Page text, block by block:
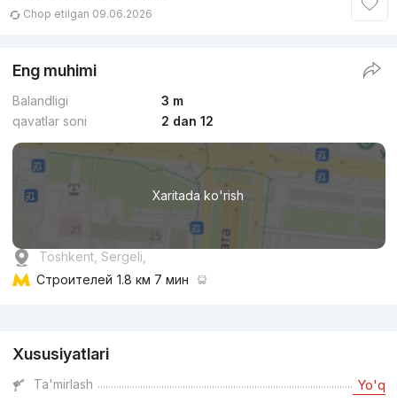
Chop etilgan 09.06.2026
Eng muhimi
Balandligi
3 m
qavatlar soni
2 dan 12
Xaritada ko'rish
Toshkent, Sergeli,
Строителей 1.8 км 7 мин
Xususiyatlari
Ta'mirlash Yo'q